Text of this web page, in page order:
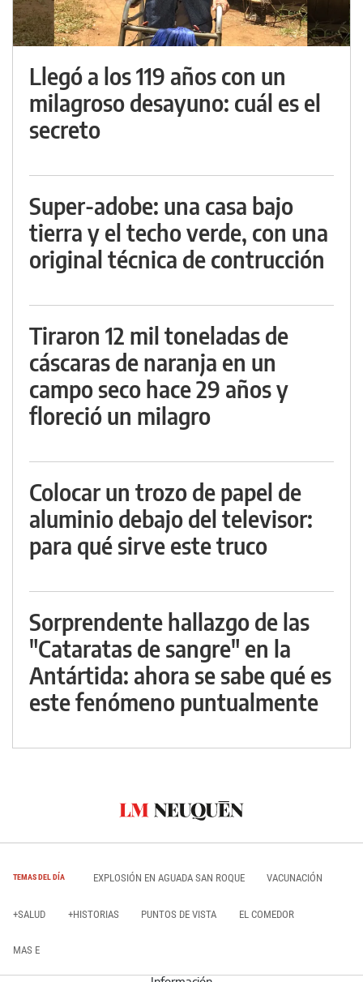
Llegó a los 119 años con un
milagroso desayuno: cuál es el
secreto
Super-adobe: una casa bajo
tierra y el techo verde, con una
original técnica de contrucción
Tiraron 12 mil toneladas de
cáscaras de naranja en un
campo seco hace 29 años y
floreció un milagro
Colocar un trozo de papel de
aluminio debajo del televisor:
para qué sirve este truco
Sorprendente hallazgo de las
"Cataratas de sangre" en la
Antártida: ahora se sabe qué es
este fenómeno puntualmente
TEMAS DEL DÍA EXPLOSIÓN EN AGUADA SAN ROQUE VACUNACIÓN
+SALUD +HISTORIAS PUNTOS DE VISTA EL COMEDOR
MAS E